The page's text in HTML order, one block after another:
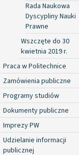
Rada Naukowa
Dyscypliny Nauki
Prawne
Wszczęte do 30
kwietnia 2019 r.
Praca w Politechnice
Zamówienia publiczne
Programy studiów
Dokumenty publiczne
Imprezy PW
Udzielanie informacji
publicznej